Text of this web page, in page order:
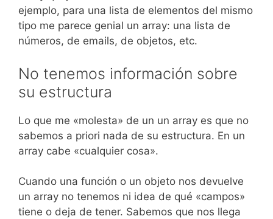
ejemplo, para una lista de elementos del mismo
tipo me parece genial un array: una lista de
números, de emails, de objetos, etc.
No tenemos información sobre
su estructura
Lo que me «molesta» de un un array es que no
sabemos a priori nada de su estructura. En un
array cabe «cualquier cosa».
Cuando una función o un objeto nos devuelve
un array no tenemos ni idea de qué «campos»
tiene o deja de tener. Sabemos que nos llega